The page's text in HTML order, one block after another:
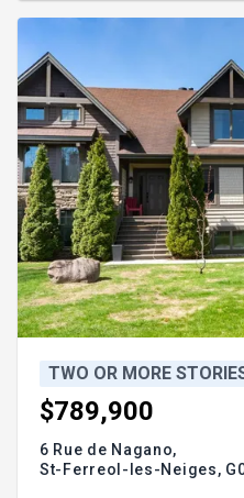
TWO OR MORE
$789,900
6 Rue de Nagano,
St-Ferreol-les-Neiges,